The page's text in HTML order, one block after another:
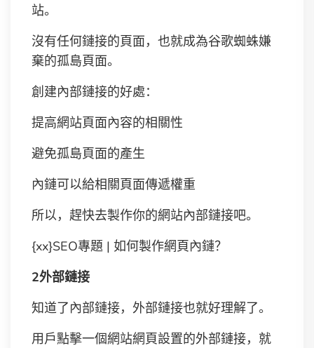
站。
沒有任何鏈接的頁面，也就成為谷歌蜘蛛嫌
棄的孤島頁面。
創建內部鏈接的好處：
提高網站頁面內容的相關性
避免孤島頁面的產生
內鏈可以給相關頁面傳遞權重
所以，趕快去製作你的網站內部鏈接吧。
{xx}SEO專題 | 如何製作網頁內鏈？
2外部鏈接
知道了內部鏈接，外部鏈接也就好理解了。
用戶點擊一個網站網頁設置的外部鏈接，就